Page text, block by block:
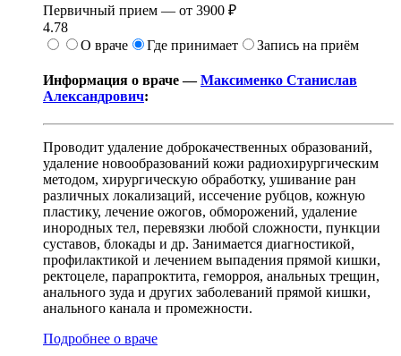
Первичный прием — от 3900 ₽
4.78
О враче
Где принимает Запись на приём
Информация о враче —Максименко Станислав
Александрович:
Проводит удаление доброкачественных образований,
удаление новообразований кожи радиохирургическим
методом, хирургическую обработку, ушивание ран
различных локализаций, иссечение рубцов, кожную
пластику, лечение ожогов, обморожений, удаление
инородных тел, перевязки любой сложности, пункции
суставов, блокады и др. Занимается диагностикой,
профилактикой и лечением выпадения прямой кишки,
ректоцеле, парапроктита, геморроя, анальных трещин,
анального зуда и других заболеваний прямой кишки,
анального канала и промежности.
Подробнее о враче